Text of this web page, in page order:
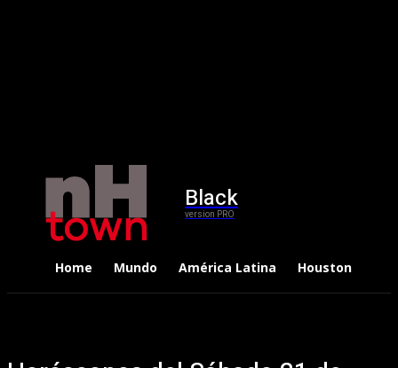
Black
version PRO
Home Mundo América Latina Houston